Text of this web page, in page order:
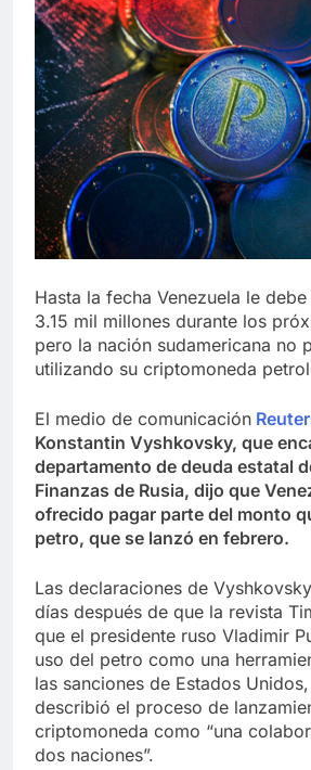
Hasta la fecha Venezuela le
3.15 mil millones durante los
pero la nación sudamericana no
utilizando su criptomoneda
El medio de comunicación
Konstantin Vyshkovsky, que
departamento de deuda estatal
Finanzas de Rusia, dijo que
ofrecido pagar parte del monto
petro, que se lanzó en febrero.
Las declaraciones de
días después de que la revista
que el presidente ruso Vladimir
uso del petro como una
las sanciones de Estados
describió el proceso de
criptomoneda como “una
dos naciones”.